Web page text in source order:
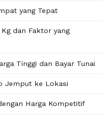
yang Tepat
dan Faktor yang
Tinggi dan Bayar Tunai
Jemput ke Lokasi
Harga Kompetitif